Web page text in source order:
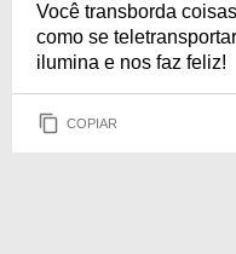
Você transborda
como se
ilumina e nos faz feliz!
COPIAR